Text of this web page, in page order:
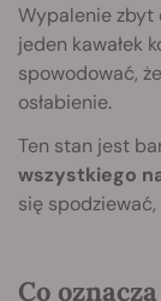
Wypalenie zbyt
jeden kawałek
spowodować,
osłabienie.
Ten stan jest
wszystkiego
się
Co